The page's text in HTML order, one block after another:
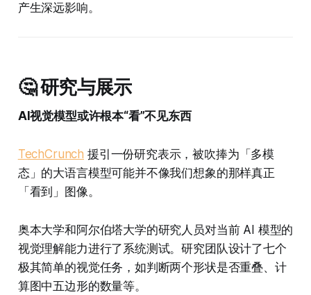
产生深远影响。
🤔 研究与展示
AI视觉模型或许根本“看”不见东西
TechCrunch 援引一份研究表示，被吹捧为「多模
态」的大语言模型可能并不像我们想象的那样真正
「看到」图像。
奥本大学和阿尔伯塔大学的研究人员对当前 AI 模型的
视觉理解能力进行了系统测试。研究团队设计了七个
极其简单的视觉任务，如判断两个形状是否重叠、计
算图中五边形的数量等。